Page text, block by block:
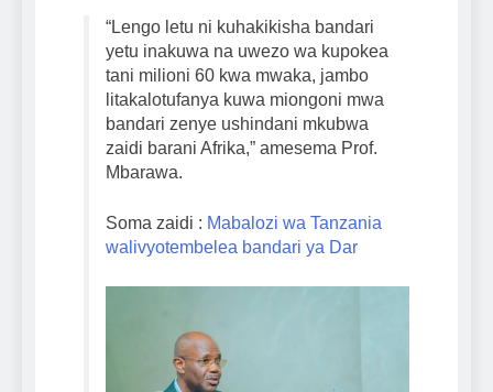
“Lengo letu ni kuhakikisha bandari
yetu inakuwa na uwezo wa kupokea
tani milioni 60 kwa mwaka, jambo
litakalotufanya kuwa miongoni mwa
bandari zenye ushindani mkubwa
zaidi barani Afrika,” amesema Prof.
Mbarawa.
Soma zaidi : Mabalozi wa Tanzania
walivyotembelea bandari ya Dar